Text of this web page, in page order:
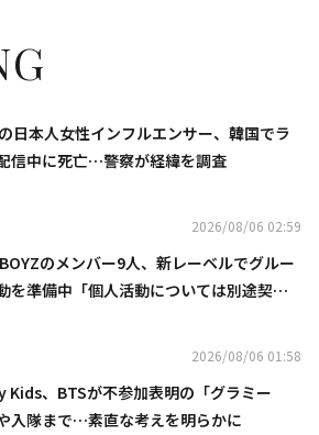
日本人女性インフルエンサー、韓国でラ
信中に死亡…警察が経緯を調査
2026/08/06 02:59
のメンバー9人、新レーベルでグルー
を準備中「個人活動については別途契約
2026/08/06 01:58
Kids、BTSが不参加表明の「グラミー
入隊まで…素直な考えを明らかに